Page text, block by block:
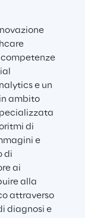
e un
ambito
di
e
di
ai
alla
attraverso
diagnosi e